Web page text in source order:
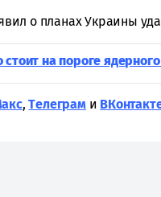
о планах Украины
на пороге
,Tелеграми